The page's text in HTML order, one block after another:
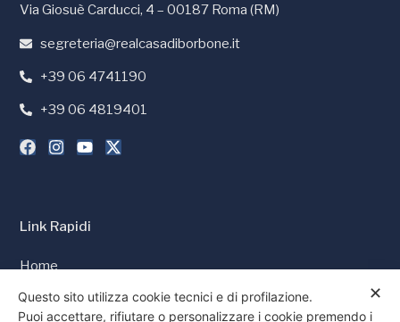
Link Rapidi
Home
Stampa e Media
Via Giosuè Carducci, 4 – 00187 Roma (RM)
segreteria@realcasadiborbone.it
+39 06 4741190
+39 06 4819401
✕
Questo sito utilizza cookie tecnici e di profilazione.
Puoi accettare, rifiutare o personalizzare i cookie premendo i